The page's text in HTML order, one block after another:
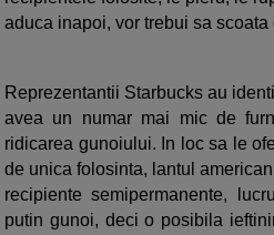
aduca inapoi, vor trebui sa
Reprezentantii Starbucks au
avea un numar mai mic de
ridicarea gunoiului. In loc sa le
de unica folosinta, lantul
recipiente semipermanente,
putin gunoi, deci o posibila